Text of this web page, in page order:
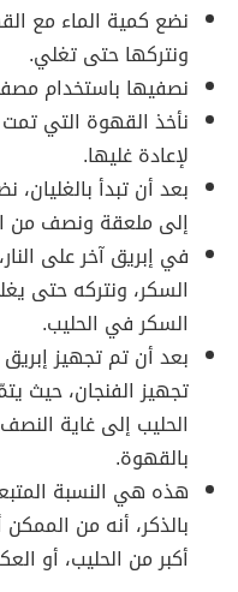
نضع كمية الماء مع
ونتركها حتى تغلي.
نصفيها باستخدام
نأخذ القهوة التي
لإعادة غليها.
بعد أن تبدأ بالغليان،
إلى ملعقة ونصف من
في إبريق آخر على
السكر، ونتركه حتى
السكر في الحليب.
بعد أن تم تجهيز
تجهيز الفنجان، حيث
الحليب إلى غاية
بالقهوة.
هذه هي النسبة
بالذكر، أنه من
أكبر من الحليب، أو